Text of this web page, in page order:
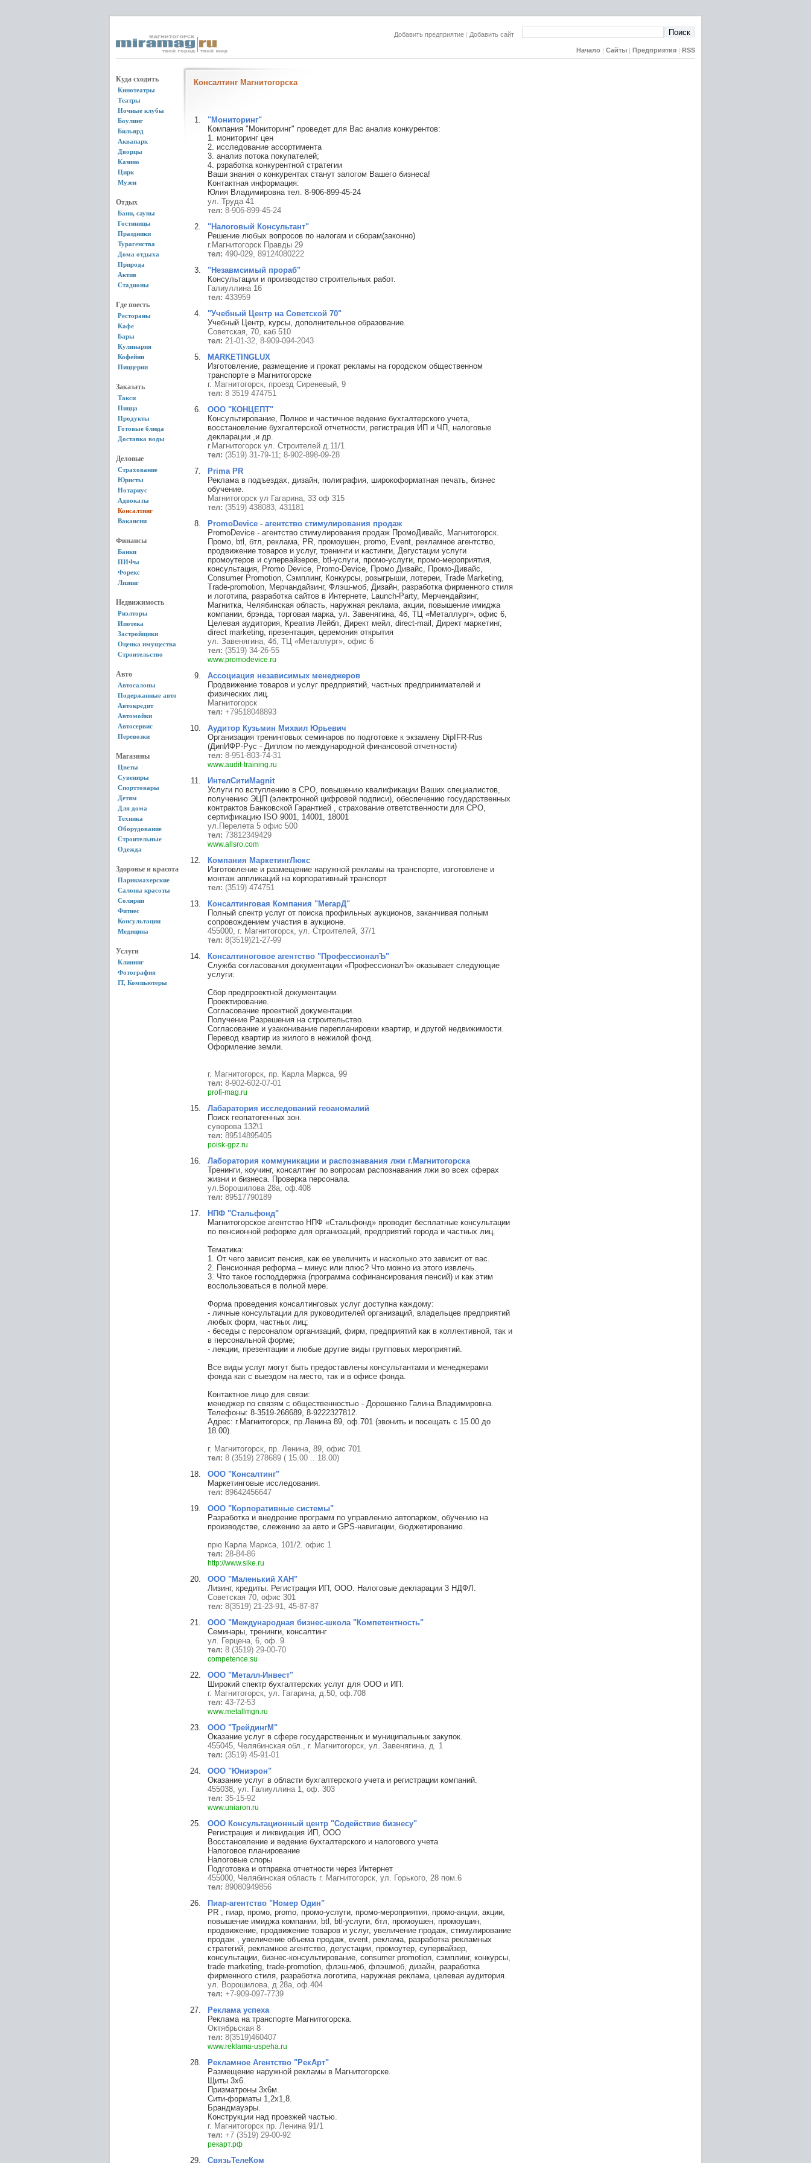
Добавить предприятие | Добавить сайт
Начало Сайты Предприятия RSS
Куда сходить
Кинотеатры
Театры
Ночные клубы
Боулинг
Бильярд
Аквапарк
Дворцы
Казино
Цирк
Музеи
Отдых
Бани, сауны
Гостиницы
Праздники
Турагенства
Дома отдыха
Природа
Актив
Стадионы
Где поесть
Рестораны
Кафе
Бары
Кулинария
Кофейни
Пиццерии
Заказать
Такси
Пицца
Продукты
Готовые блюда
Доставка воды
Деловые
Страхование
Юристы
Нотариус
Адвокаты
Консалтинг
Вакансии
Финансы
Банки
ПИФы
Форекс
Лизинг
Недвижимость
Риэлторы
Ипотека
Застройщики
Оценка имущества
Строительство
Авто
Автосалоны
Подержанные авто
Автокредит
Автомойки
Автосервис
Перевозки
Магазины
Цветы
Сувениры
Спорттовары
Детям
Для дома
Техника
Оборудование
Строительные
Одежда
Здоровье и красота
Парикмахерские
Салоны красоты
Солярии
Фитнес
Консультации
Медицина
Услуги
Клининг
Фотография
IT, Компьютеры
Консалтинг Магнитогорска
"Мониторинг"
Компания "Мониторинг" проведет для Вас анализ конкурентов:
1. мониторинг цен
2. исследование ассортимента
3. анализ потока покупателей;
4. рзработка конкурентной стратегии
Ваши знания о конкурентах станут залогом Вашего бизнеса!
Контактная информация:
Юлия Владимировна тел. 8-906-899-45-24
ул. Труда 41
тел: 8-906-899-45-24
"Налоговый Консультант"
Решение любых вопросов по налогам и сборам(законно)
г.Магнитогорск Правды 29
тел: 490-029, 89124080222
"Незавмсимый прораб"
Консультации и производство строительных работ.
Галиуллина 16
тел: 433959
"Учебный Центр на Советской 70"
Учебный Центр, курсы, дополнительное образование.
Советская, 70, каб 510
тел: 21-01-32, 8-909-094-2043
MARKETINGLUX
Изготовление, размещение и прокат рекламы на городском общественном
транспорте в Магнитогорске
г. Магнитогорск, проезд Сиреневый, 9
тел: 8 3519 474751
OOO "КОНЦЕПТ"
Консультирование, Полное и частичное ведение бухгалтерского учета,
восстановление бухгалтерской отчетности, регистрация ИП и ЧП, налоговые
декларации ,и др.
г.Магнитогорск ул. Строителей д.11/1
тел: (3519) 31-79-11; 8-902-898-09-28
Prima PR
Реклама в подъездах, дизайн, полиграфия, широкоформатная печать, бизнес
обучение.
Магнитогорск ул Гагарина, 33 оф 315
тел: (3519) 438083, 431181
PromoDevice - агентство стимулирования продаж
PromoDevice - агентство стимулирования продаж ПромоДивайс, Магнитогорск.
Промо, btl, бтл, реклама, PR, промоушен, promo, Event, рекламное агентство,
продвижение товаров и услуг, тренинги и кастинги, Дегустации услуги
промоутеров и супервайзеров, btl-услуги, промо-услуги, промо-мероприятия,
консультация, Promo Device, Promo-Device, Промо Дивайс, Промо-Дивайс,
Consumer Promotion, Сэмплинг, Конкурсы, розыгрыши, лотереи, Trade Marketing,
Trade-promotion, Мерчандайзинг, Флэш-моб, Дизайн, разработка фирменного стиля
и логотипа, разработка сайтов в Интернете, Launch-Party, Мерчендайзинг,
Магнитка, Челябинская область, наружная реклама, акции, повышение имиджа
компании, брэнда, торговая марка, ул. Завенягина, 4б, ТЦ «Металлург», офис 6,
Целевая аудитория, Креатив Лейбл, Директ мейл, direct-mail, Директ маркетинг,
direct marketing, презентация, церемония открытия
ул. Завенягина, 4б, ТЦ «Металлург», офис 6
тел: (3519) 34-26-55
www.promodevice.ru
Ассоциация независимых менеджеров
Продвижение товаров и услуг предприятий, частных предпринимателей и
физических лиц.
Магнитогорск
тел: +79518048893
Аудитор Кузьмин Михаил Юрьевич
Организация тренинговых семинаров по подготовке к экзамену DipIFR-Rus
(ДипИФР-Рус - Диплом по международной финансовой отчетности)
тел: 8-951-803-74-31
www.audit-training.ru
ИнтелСитиMagnit
Услуги по вступлению в СРО, повышению квалификации Ваших специалистов,
получению ЭЦП (электронной цифровой подписи), обеспечению государственных
контрактов Банковской Гарантией , страхование ответственности для СРО,
сертификацию ISO 9001, 14001, 18001
ул.Перелета 5 офис 500
тел: 73812349429
www.allsro.com
Компания МаркетингЛюкс
Изготовление и размещение наружной рекламы на транспорте, изготовлене и
монтаж аппликаций на корпоративный транспорт
тел: (3519) 474751
Консалтинговая Компания "МегарД"
Полный спектр услуг от поиска профильных аукционов, заканчивая полным
сопровождением участия в аукционе.
455000, г. Магнитогорск, ул. Строителей, 37/1
тел: 8(3519)21-27-99
Консалтиноговое агентство "ПрофессионалЪ"
Служба согласования документации «ПрофессионалЪ» оказывает следующие
услуги:
Сбор предпроектной документации.
Проектирование.
Согласование проектной документации.
Получение Разрешения на строительство.
Согласование и узаконивание перепланировки квартир, и другой недвижимости.
Перевод квартир из жилого в нежилой фонд.
Оформление земли.
г. Магнитогорск, пр. Карла Маркса, 99
тел: 8-902-602-07-01
profi-mag.ru
Лабаратория исследований геоаномалий
Поиск геопатогенных зон.
суворова 132\1
тел: 89514895405
poisk-gpz.ru
Лаборатория коммуникации и распознавания лжи г.Магнитогорска
Тренинги, коучинг, консалтинг по вопросам распознавания лжи во всех сферах
жизни и бизнеса. Проверка персонала.
ул.Ворошилова 28а, оф.408
тел: 89517790189
НПФ "Стальфонд"
Магнитогорское агентство НПФ «Стальфонд» проводит бесплатные консультации
по пенсионной реформе для организаций, предприятий города и частных лиц.
Тематика:
1. От чего зависит пенсия, как ее увеличить и насколько это зависит от вас.
2. Пенсионная реформа – минус или плюс? Что можно из этого извлечь.
3. Что такое господдержка (программа софинансирования пенсий) и как этим
воспользоваться в полной мере.
Форма проведения консалтинговых услуг доступна каждому:
- личные консультации для руководителей организаций, владельцев предприятий
любых форм, частных лиц;
- беседы с персоналом организаций, фирм, предприятий как в коллективной, так и
в персональной форме;
- лекции, презентации и любые другие виды групповых мероприятий.
Все виды услуг могут быть предоставлены консультантами и менеджерами
фонда как с выездом на место, так и в офисе фонда.
Контактное лицо для связи:
менеджер по связям с общественностью - Дорошенко Галина Владимировна.
Телефоны: 8-3519-268689, 8-9222327812.
Адрес: г.Магнитогорск, пр.Ленина 89, оф.701 (звонить и посещать с 15.00 до
18.00).
г. Магнитогорск, пр. Ленина, 89, офис 701
тел: 8 (3519) 278689 ( 15.00 .. 18.00)
ООО "Консалтинг"
Маркетинговые исследования.
тел: 89642456647
ООО "Корпоративные системы"
Разработка и внедрение программ по управлению автопарком, обучению на
производстве, слежению за авто и GPS-навигации, бюджетированию.
прю Карла Маркса, 101/2. офис 1
тел: 28-84-86
http://www.sike.ru
ООО "Маленький ХАН"
Лизинг, кредиты. Регистрация ИП, ООО. Налоговые декларации 3 НДФЛ.
Советская 70, офис 301
тел: 8(3519) 21-23-91, 45-87-87
ООО "Международная бизнес-школа "Компетентность"
Семинары, тренинги, консалтинг
ул. Герцена, 6, оф. 9
тел: 8 (3519) 29-00-70
competence.su
ООО "Металл-Инвест"
Широкий спектр бухгалтерских услуг для ООО и ИП.
г. Магнитогорск, ул. Гагарина, д.50, оф.708
тел: 43-72-53
www.metallmgn.ru
ООО "ТрейдингМ"
Оказание услуг в сфере государственных и муниципальных закупок.
455045, Челябинская обл., г. Магнитогорск, ул. Завенягина, д. 1
тел: (3519) 45-91-01
ООО "Юниэрон"
Оказание услуг в области бухгалтерского учета и регистрации компаний.
455038, ул. Галиуллина 1, оф. 303
тел: 35-15-92
www.uniaron.ru
ООО Консультационный центр "Содействие бизнесу"
Регистрация и ликвидация ИП, ООО
Восстановление и ведение бухгалтерского и налогового учета
Налоговое планирование
Налоговые споры
Подготовка и отправка отчетности через Интернет
455000, Челябинская область г. Магнитогорск, ул. Горького, 28 пом.6
тел: 89080949856
Пиар-агентство "Номер Один"
PR , пиар, промо, promo, промо-услуги, промо-мероприятия, промо-акции, акции,
повышение имиджа компании, btl, btl-услуги, бтл, промоушен, промоушин,
продвижение, продвижение товаров и услуг, увеличение продаж, стимулирование
продаж , увеличение объема продаж, event, реклама, разработка рекламных
стратегий, рекламное агентство, дегустации, промоутер, супервайзер,
консультации, бизнес-консультирование, consumer promotion, сэмплинг, конкурсы,
trade marketing, trade-promotion, флэш-моб, флэшмоб, дизайн, разработка
фирменного стиля, разработка логотипа, наружная реклама, целевая аудитория.
ул. Ворошилова, д.28а, оф.404
тел: +7-909-097-7739
Реклама успеха
Реклама на транспорте Магнитогорска.
Октябрьская 8
тел: 8(3519)460407
www.reklama-uspeha.ru
Рекламное Агентство "РекАрт"
Размещение наружной рекламы в Магнитогорске.
Щиты 3х6.
Призматроны 3х6м.
Сити-форматы 1,2х1,8.
Брандмауэры.
Конструкции над проезжей частью.
г. Магнитогорск пр. Ленина 91/1
тел: +7 (3519) 29-00-92
рекарт.рф
СвязьТелеКом